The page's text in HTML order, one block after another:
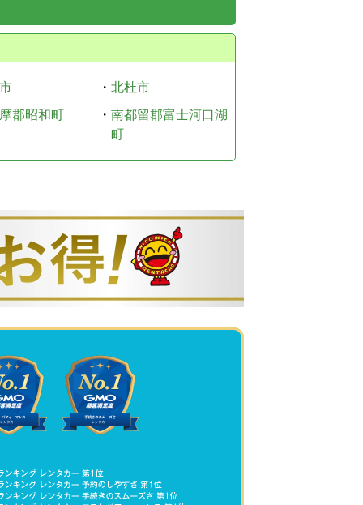
・ 北杜市
郡昭和町
・ 南都留郡富士河口湖
町